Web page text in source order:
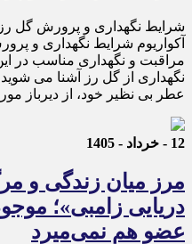
شرایط نگهداری و پرورش گل رز
آکواریوم شرایط نگهداری و
مراقبت و نگهداری مناسب در این
نگهداری از گل رز آشنا می
عطر بی نظیر خود، از دیرباز
12 - خرداد - 1405
مرز میان زندگی و
دریایی زامبی»؛
عضو هم نمی‌میرد